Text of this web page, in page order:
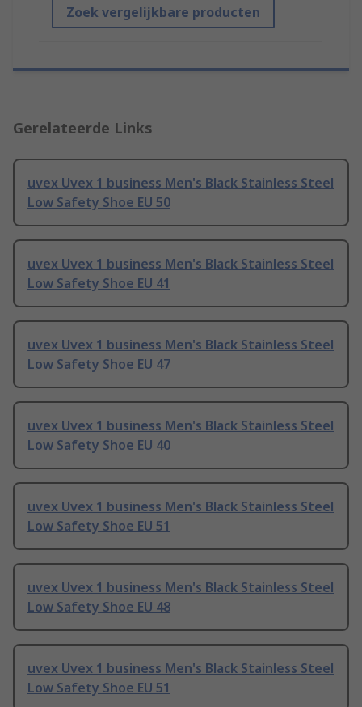
Zoek vergelijkbare producten
Gerelateerde Links
uvex Uvex 1 business Men's Black Stainless Steel
Low Safety Shoe EU 50
uvex Uvex 1 business Men's Black Stainless Steel
Low Safety Shoe EU 41
uvex Uvex 1 business Men's Black Stainless Steel
Low Safety Shoe EU 47
uvex Uvex 1 business Men's Black Stainless Steel
Low Safety Shoe EU 40
uvex Uvex 1 business Men's Black Stainless Steel
Low Safety Shoe EU 51
uvex Uvex 1 business Men's Black Stainless Steel
Low Safety Shoe EU 48
uvex Uvex 1 business Men's Black Stainless Steel
Low Safety Shoe EU 51